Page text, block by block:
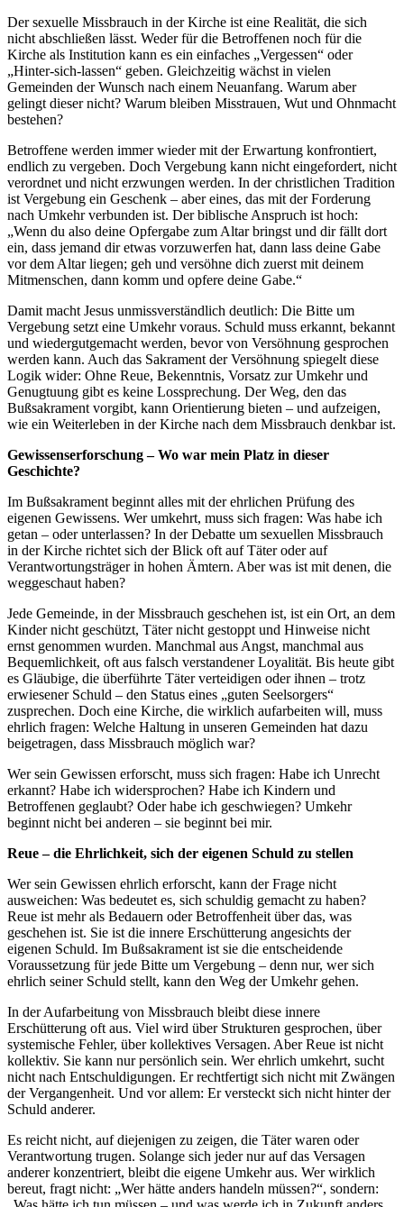
Der sexuelle Missbrauch in der Kirche ist eine Realität, die sich
nicht abschließen lässt. Weder für die Betroffenen noch für die
Kirche als Institution kann es ein einfaches „Vergessen“ oder
„Hinter-sich-lassen“ geben. Gleichzeitig wächst in vielen
Gemeinden der Wunsch nach einem Neuanfang. Warum aber
gelingt dieser nicht? Warum bleiben Misstrauen, Wut und Ohnmacht
bestehen?
Betroffene werden immer wieder mit der Erwartung konfrontiert,
endlich zu vergeben. Doch Vergebung kann nicht eingefordert, nicht
verordnet und nicht erzwungen werden. In der christlichen Tradition
ist Vergebung ein Geschenk – aber eines, das mit der Forderung
nach Umkehr verbunden ist. Der biblische Anspruch ist hoch:
„Wenn du also deine Opfergabe zum Altar bringst und dir fällt dort
ein, dass jemand dir etwas vorzuwerfen hat, dann lass deine Gabe
vor dem Altar liegen; geh und versöhne dich zuerst mit deinem
Mitmenschen, dann komm und opfere deine Gabe.“
Damit macht Jesus unmissverständlich deutlich: Die Bitte um
Vergebung setzt eine Umkehr voraus. Schuld muss erkannt, bekannt
und wiedergutgemacht werden, bevor von Versöhnung gesprochen
werden kann. Auch das Sakrament der Versöhnung spiegelt diese
Logik wider: Ohne Reue, Bekenntnis, Vorsatz zur Umkehr und
Genugtuung gibt es keine Lossprechung. Der Weg, den das
Bußsakrament vorgibt, kann Orientierung bieten – und aufzeigen,
wie ein Weiterleben in der Kirche nach dem Missbrauch denkbar ist.
Gewissenserforschung – Wo war mein Platz in dieser
Geschichte?
Im Bußsakrament beginnt alles mit der ehrlichen Prüfung des
eigenen Gewissens. Wer umkehrt, muss sich fragen: Was habe ich
getan – oder unterlassen? In der Debatte um sexuellen Missbrauch
in der Kirche richtet sich der Blick oft auf Täter oder auf
Verantwortungsträger in hohen Ämtern. Aber was ist mit denen, die
weggeschaut haben?
Jede Gemeinde, in der Missbrauch geschehen ist, ist ein Ort, an dem
Kinder nicht geschützt, Täter nicht gestoppt und Hinweise nicht
ernst genommen wurden. Manchmal aus Angst, manchmal aus
Bequemlichkeit, oft aus falsch verstandener Loyalität. Bis heute gibt
es Gläubige, die überführte Täter verteidigen oder ihnen – trotz
erwiesener Schuld – den Status eines „guten Seelsorgers“
zusprechen. Doch eine Kirche, die wirklich aufarbeiten will, muss
ehrlich fragen: Welche Haltung in unseren Gemeinden hat dazu
beigetragen, dass Missbrauch möglich war?
Wer sein Gewissen erforscht, muss sich fragen: Habe ich Unrecht
erkannt? Habe ich widersprochen? Habe ich Kindern und
Betroffenen geglaubt? Oder habe ich geschwiegen? Umkehr
beginnt nicht bei anderen – sie beginnt bei mir.
Reue – die Ehrlichkeit, sich der eigenen Schuld zu stellen
Wer sein Gewissen ehrlich erforscht, kann der Frage nicht
ausweichen: Was bedeutet es, sich schuldig gemacht zu haben?
Reue ist mehr als Bedauern oder Betroffenheit über das, was
geschehen ist. Sie ist die innere Erschütterung angesichts der
eigenen Schuld. Im Bußsakrament ist sie die entscheidende
Voraussetzung für jede Bitte um Vergebung – denn nur, wer sich
ehrlich seiner Schuld stellt, kann den Weg der Umkehr gehen.
In der Aufarbeitung von Missbrauch bleibt diese innere
Erschütterung oft aus. Viel wird über Strukturen gesprochen, über
systemische Fehler, über kollektives Versagen. Aber Reue ist nicht
kollektiv. Sie kann nur persönlich sein. Wer ehrlich umkehrt, sucht
nicht nach Entschuldigungen. Er rechtfertigt sich nicht mit Zwängen
der Vergangenheit. Und vor allem: Er versteckt sich nicht hinter der
Schuld anderer.
Es reicht nicht, auf diejenigen zu zeigen, die Täter waren oder
Verantwortung trugen. Solange sich jeder nur auf das Versagen
anderer konzentriert, bleibt die eigene Umkehr aus. Wer wirklich
bereut, fragt nicht: „Wer hätte anders handeln müssen?“, sondern: